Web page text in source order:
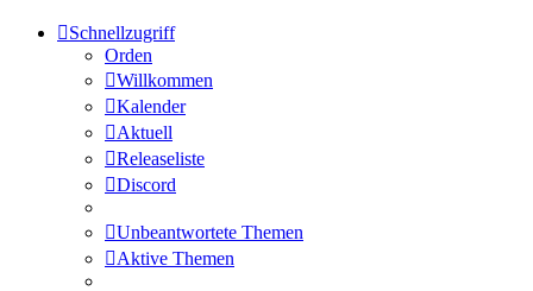
Schnellzugriff
Orden
Willkommen
Kalender
Aktuell
Releaseliste
Discord
Unbeantwortete Themen
Aktive Themen